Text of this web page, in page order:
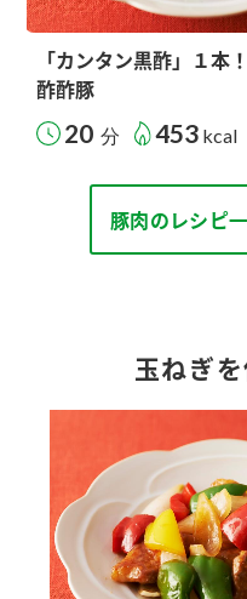
「カンタン黒酢」１本
酢酢豚
20 分 453 kcal
豚肉のレシピ
玉ねぎ